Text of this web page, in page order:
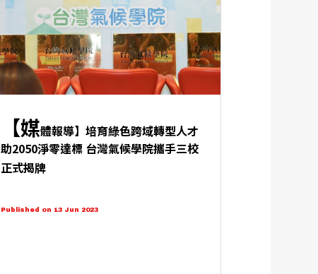
【媒體報導】培育綠色跨域轉型人才
助2050淨零達標 台灣氣候學院攜手三校
正式揭牌
Published on 13 Jun 2023